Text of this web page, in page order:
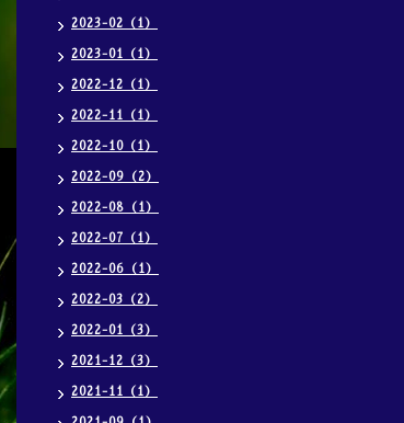
2023-02（1）
2023-01（1）
2022-12（1）
2022-11（1）
2022-10（1）
2022-09（2）
2022-08（1）
2022-07（1）
2022-06（1）
2022-03（2）
2022-01（3）
2021-12（3）
2021-11（1）